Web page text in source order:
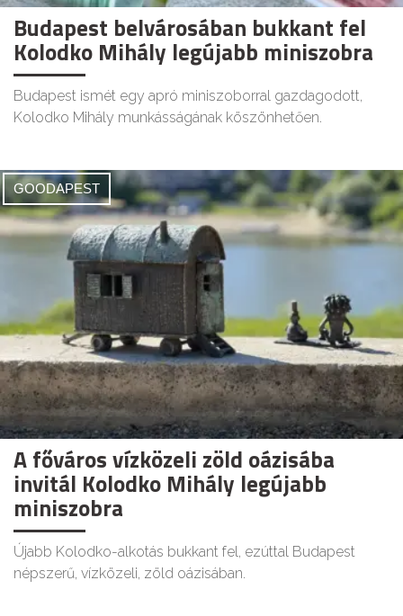
Budapest belvárosában bukkant fel
Kolodko Mihály legújabb miniszobra
Budapest ismét egy apró miniszoborral gazdagodott,
Kolodko Mihály munkásságának köszönhetően.
GOODAPEST
A főváros vízközeli zöld oázisába
invitál Kolodko Mihály legújabb
miniszobra
Újabb Kolodko-alkotás bukkant fel, ezúttal Budapest
népszerű, vízközeli, zöld oázisában.